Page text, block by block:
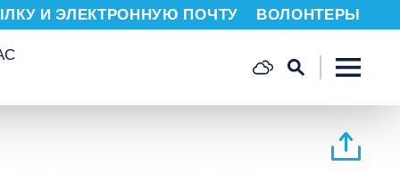
И ЭЛЕКТРОННУЮ ПОЧТУ ВОЛОНТЕРЫ